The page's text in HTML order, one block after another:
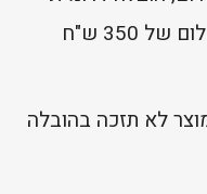
מדימונה כרוכה בתוספת תשלום של 350 ש"ח
לא תזכה בהובלה